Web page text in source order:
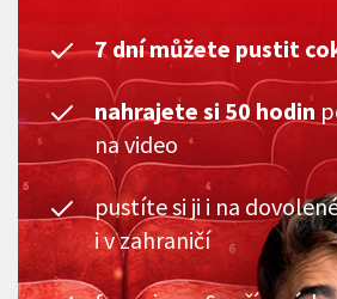
7 dní můžete pustit
nahrajete si 50 hodin
na video
pustíte si ji i na
i v zahraničí